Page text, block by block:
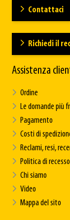
Contattaci
Richiedi il
Assistenza
Ordine
Le domande più
Pagamento
Costi di
Reclami, resi,
Politica di recesso
Chi siamo
Video
Mappa del sito